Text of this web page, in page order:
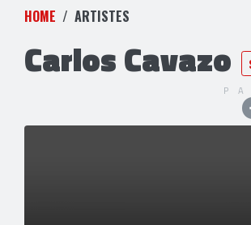
HOME ARTISTES
Carlos Cavazo